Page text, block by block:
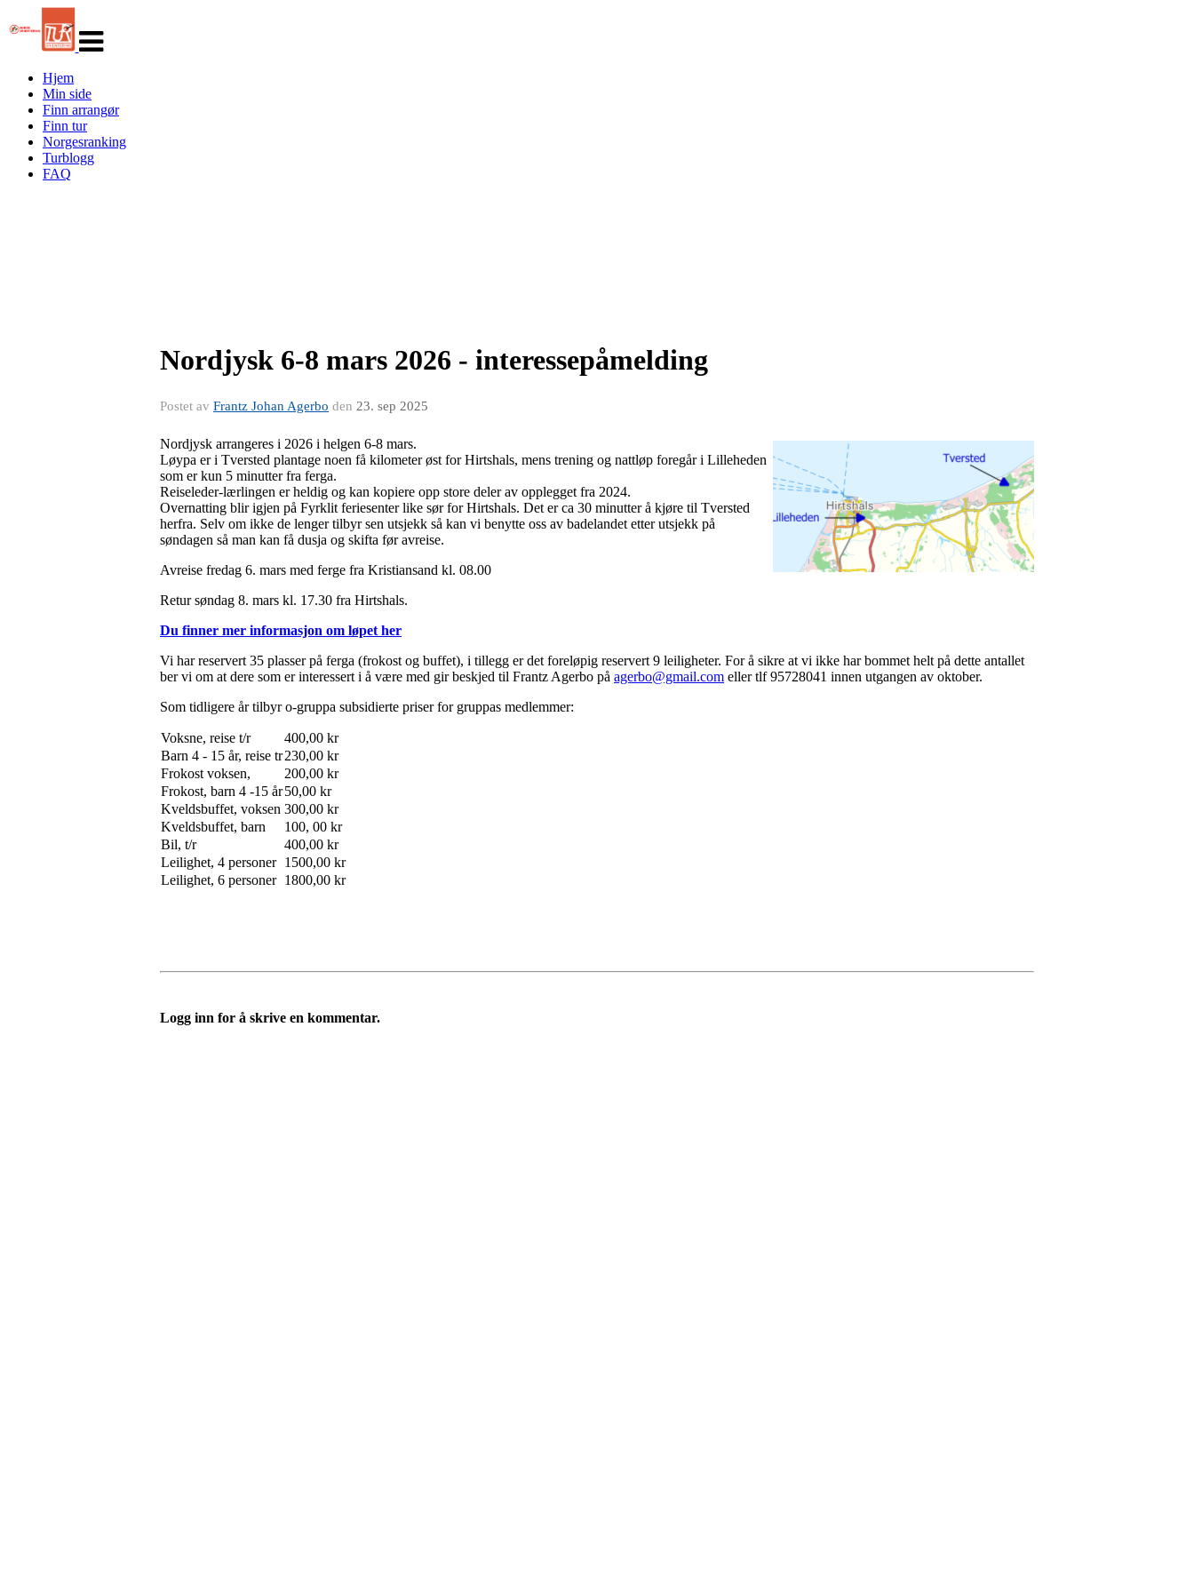
navigasjon
Hjem
Min side
Finn arrangør
Finn tur
Norgesranking
Turblogg
FAQ
Nordjysk 6-8 mars 2026 - interessepåmelding
Postet av Frantz Johan Agerbo den 23. sep 2025
Nordjysk arrangeres i 2026 i helgen 6-8 mars.
Løypa er i Tversted plantage noen få kilometer øst for Hirtshals, mens trening og nattløp foregår i Lilleheden
som er kun 5 minutter fra ferga.
Reiseleder-lærlingen er heldig og kan kopiere opp store deler av opplegget fra 2024.
Overnatting blir igjen på Fyrklit feriesenter like sør for Hirtshals. Det er ca 30 minutter å kjøre til Tversted
herfra. Selv om ikke de lenger tilbyr sen utsjekk så kan vi benytte oss av badelandet etter utsjekk på
søndagen så man kan få dusja og skifta før avreise.
Avreise fredag 6. mars med ferge fra Kristiansand kl. 08.00
Retur søndag 8. mars kl. 17.30 fra Hirtshals.
Du finner mer informasjon om løpet her
Vi har reservert 35 plasser på ferga (frokost og buffet), i tillegg er det foreløpig reservert 9 leiligheter. For å sikre at vi ikke har bommet helt på dette antallet
ber vi om at dere som er interessert i å være med gir beskjed til Frantz Agerbo på agerbo@gmail.com eller tlf 95728041 innen utgangen av oktober.
Som tidligere år tilbyr o-gruppa subsidierte priser for gruppas medlemmer:
Voksne, reise t/r
400,00 kr
Barn 4 - 15 år, reise tr230,00 kr
Frokost voksen,
200,00 kr
Frokost, barn 4 -15 år50,00 kr
Kveldsbuffet, voksen 300,00 kr
Kveldsbuffet, barn
100, 00 kr
Bil, t/r
400,00 kr
Leilighet, 4 personer 1500,00 kr
Leilighet, 6 personer 1800,00 kr
Logg inn for å skrive en kommentar.